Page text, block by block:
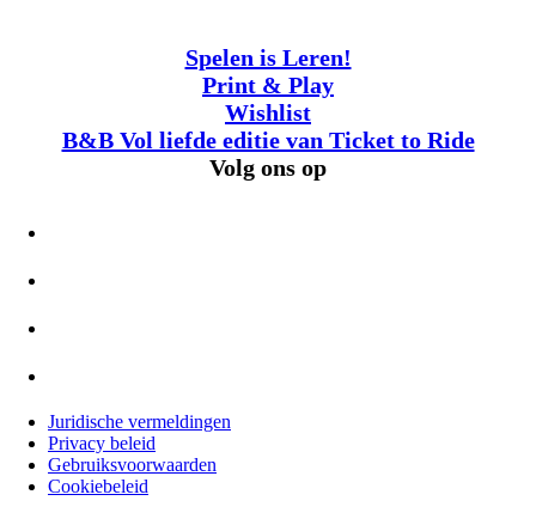
Spelen is Leren!
Print & Play
Wishlist
B&B Vol liefde editie van Ticket to Ride
Volg ons op
Juridische vermeldingen
Privacy beleid
Gebruiksvoorwaarden
Cookiebeleid